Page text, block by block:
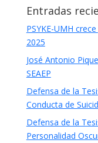
Entradas
PSYKE-UMH
2025
José Antonio
SEAEP
Defensa de la
Conducta de
Defensa de la
Personalidad